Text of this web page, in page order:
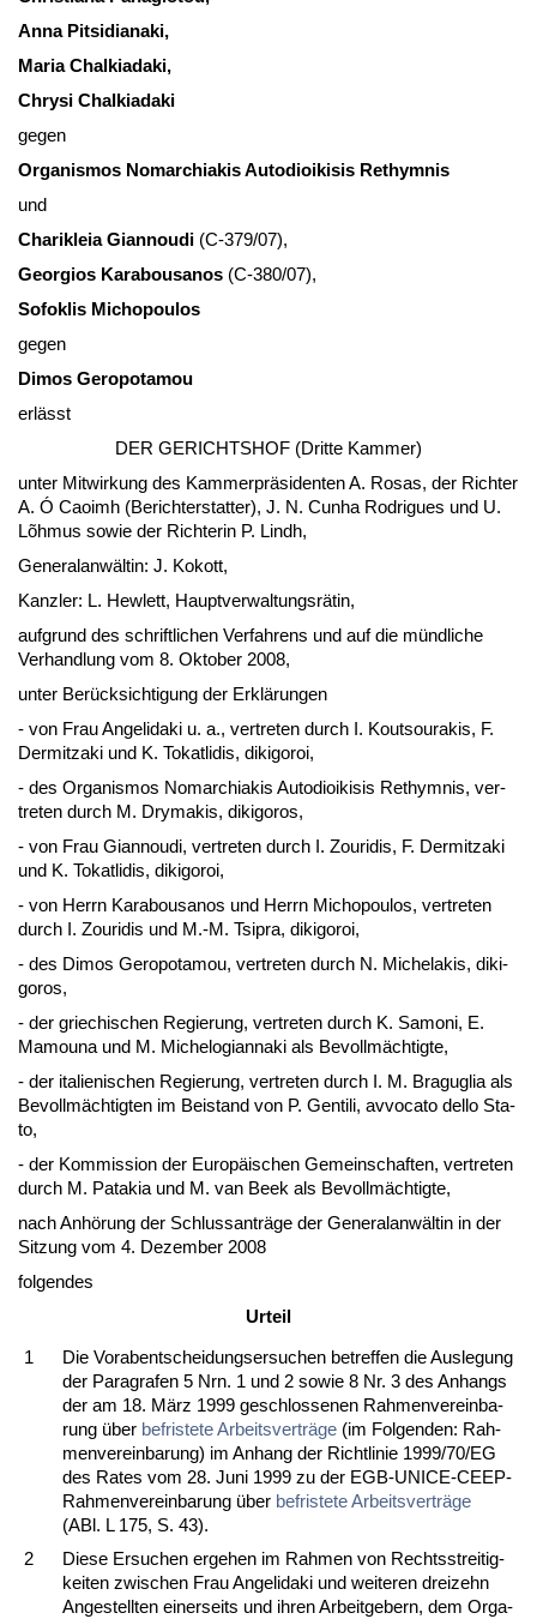
An­na Pits­idi­a­na­ki,
Ma­ria Chal­ki­ada­ki,
Chry­si Chal­ki­ada­ki
ge­gen
Or­ga­nis­mos No­m­ar­ch­ia­kis Au­to­dioi­ki­sis Rethym­nis
und
Cha­rik­leia Gi­an­nou­di (C-379/07),
Ge­or­gi­os Ka­ra­bou­s­a­nos (C-380/07),
So­fo­k­lis Mi­cho­pou­los
ge­gen
Di­mos Gero­po­ta­mou
erlässt
DER GERICH­TSHOF (Drit­te Kam­mer)
un­ter Mit­wir­kung des Kam­mer­präsi­den­ten A. Ro­sas, der Rich­ter
A. Ó Cao­imh (Be­richt­er­stat­ter), J. N. Cun­ha Ro­d­ri­gues und U.
Lõhmus so­wie der Rich­te­rin P. Lindh,
Ge­ne­ral­anwältin: J. Ko­kott,
Kanz­ler: L. Hew­lett, Haupt­ver­wal­tungsrätin,
auf­grund des schrift­li­chen Ver­fah­rens und auf die münd­li­che
Ver­hand­lung vom 8. Ok­to­ber 2008,
un­ter Berück­sich­ti­gung der Erklärun­gen
- von Frau An­gel­i­da­ki u. a., ver­tre­ten durch I. Kout­sou­ra­kis, F.
Dermitz­aki und K. To­kat­li­dis, di­ki­go­roi,
- des Or­ga­nis­mos No­m­ar­ch­ia­kis Au­to­dioi­ki­sis Rethym­nis, ver­
tre­ten durch M. Dry­ma­kis, di­ki­go­ros,
- von Frau Gi­an­nou­di, ver­tre­ten durch I. Zou­ridis, F. Dermitz­aki
und K. To­kat­li­dis, di­ki­go­roi,
- von Herrn Ka­ra­bou­s­a­nos und Herrn Mi­cho­pou­los, ver­tre­ten
durch I. Zou­ridis und M.-M. Tsi­pra, di­ki­go­roi,
- des Di­mos Gero­po­ta­mou, ver­tre­ten durch N. Mi­chelak­is, di­ki­
go­ros,
- der grie­chi­schen Re­gie­rung, ver­tre­ten durch K. Sa­mo­ni, E.
Ma­mou­na und M. Mi­che­lo­gi­an­na­ki als Be­vollmäch­tig­te,
- der ita­lie­ni­schen Re­gie­rung, ver­tre­ten durch I. M. Bra­guglia als
Be­vollmäch­tig­ten im Bei­stand von P. Gen­ti­li, av­vo­ca­to del­lo Sta­
to,
- der Kom­mis­si­on der Eu­ropäischen Ge­mein­schaf­ten, ver­tre­ten
durch M. Pa­ta­kia und M. van Beek als Be­vollmäch­tig­te,
nach Anhörung der Schluss­anträge der Ge­ne­ral­anwältin in der
Sit­zung vom 4. De­zem­ber 2008
fol­gen­des
Ur­teil
1
Die Vor­ab­ent­schei­dungs­er­su­chen be­tref­fen die Aus­le­gung
der Pa­ra­gra­fen 5 Nrn. 1 und 2 so­wie 8 Nr. 3 des An­hangs
der am 18. März 1999 ge­schlos­se­nen Rah­men­ver­ein­ba­
rung über be­fris­te­te Ar­beits­verträge (im Fol­gen­den: Rah­
men­ver­ein­ba­rung) im An­hang der Richt­li­nie 1999/70/EG
des Ra­tes vom 28. Ju­ni 1999 zu der EGB-UN­ICE-CEEP-
Rah­men­ver­ein­ba­rung über be­fris­te­te Ar­beits­verträge
(ABl. L 175, S. 43).
2
Die­se Er­su­chen er­ge­hen im Rah­men von Rechts­strei­tig­
kei­ten zwi­schen Frau An­gel­i­da­ki und wei­te­ren drei­zehn
An­ge­stell­ten ei­ner­seits und ih­ren Ar­beit­ge­bern, dem Or­ga­